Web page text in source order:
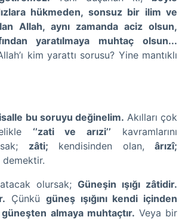
hükmeden, sonsuz bir ilim ve
Allah, aynı zamanda aciz olsun,
yaratılmaya muhtaç olsun...
kim yarattı sorusu? Yine mantıklı
bu soruyu değinelim. Akılları çok
‘’zati ve arızi’’ kavramlarını
zâti; kendisinden olan,ârızî;
demektir.
olursak; Güneşin ışığı zâtidir.
Çünkü güneş ışığını kendi içinden
güneşten almaya muhtaçtır. Veya bir